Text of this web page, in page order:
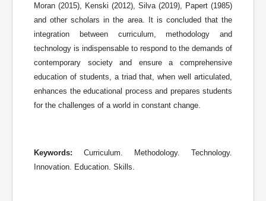
Moran (2015), Kenski (2012), Silva (2019), Papert (1985)
and other scholars in the area. It is concluded that the
integration between curriculum, methodology and
technology is indispensable to respond to the demands of
contemporary society and ensure a comprehensive
education of students, a triad that, when well articulated,
enhances the educational process and prepares students
for the challenges of a world in constant change.
Keywords: Curriculum. Methodology. Technology.
Innovation. Education. Skills.